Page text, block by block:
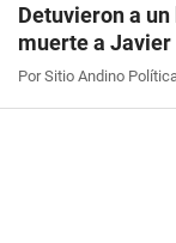
Detuvieron a
muerte a
Por Sitio Andino Política